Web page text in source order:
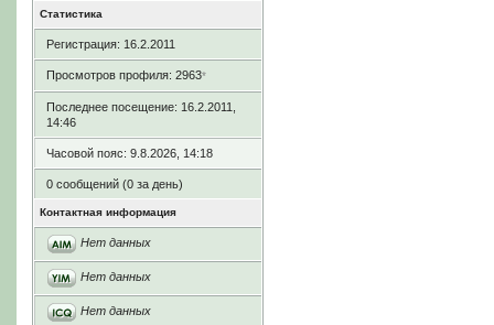
Статистика
Регистрация: 16.2.2011
Просмотров профиля: 2963*
Последнее посещение: 16.2.2011,
14:46
Часовой пояс: 9.8.2026, 14:18
0 сообщений (0 за день)
Контактная информация
Нет данных
Нет данных
Нет данных